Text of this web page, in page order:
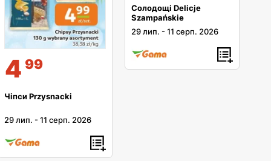
4 99
Чіпси Przysnacki
29 лип. -11 серп. 2026
Солодощі Delicje
Szampańskie
29 лип. -11 серп. 2026